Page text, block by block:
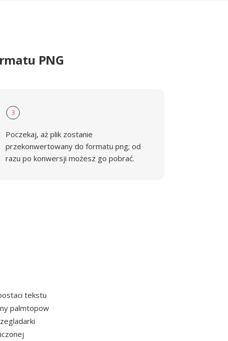
PNG
3
Poczekaj, aż plik zostanie
przekonwertowany do formatu png; od
razu po konwersji możesz go pobrać.
tekstu
palmtopow